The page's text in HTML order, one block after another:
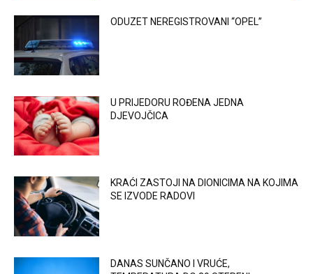
ODUZET NEREGISTROVANI “OPEL”
U PRIJEDORU ROĐENA JEDNA
DJEVOJČICA
KRAĆI ZASTOJI NA DIONICIMA NA KOJIMA
SE IZVODE RADOVI
DANAS SUNČANO I VRUĆE,